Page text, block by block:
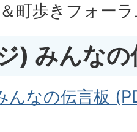
町歩きフォー
) みんなの
んなの伝言板